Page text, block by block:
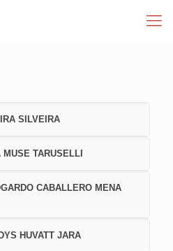
SILVEIRA
TARUSELLI
CABALLERO MENA
HUVATT JARA